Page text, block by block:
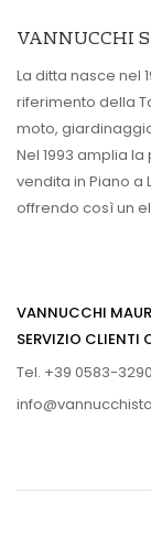
VANNUCCHI
La ditta nasce nel
riferimento della
moto,
Nel 1993 amplia
vendita in Piano
offrendo così un
VANNUCCHI
SERVIZIO CLIENTI
Tel. +39 0583-